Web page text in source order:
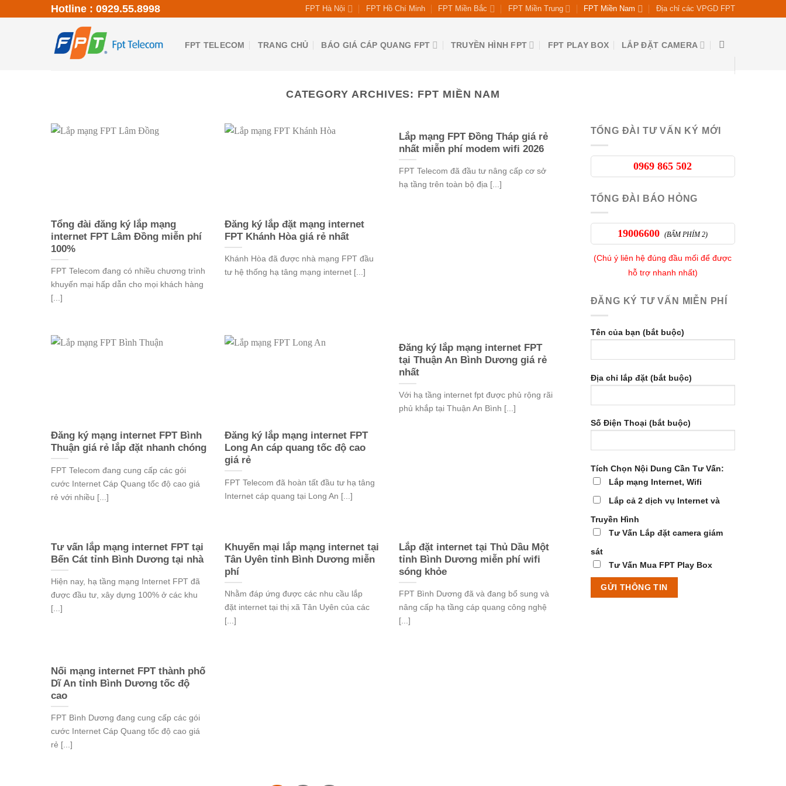
Hotline : 0929.55.8998 FPT Hà Nội FPT Hồ Chí Minh FPT Miền Bắc FPT Miền Trung FPT Miền Nam Địa chỉ các VPGD FPT
FPT TELECOM TRANG CHỦ BÁO GIÁ CÁP QUANG FPT TRUYỀN HÌNH FPT FPT PLAY BOX LẮP ĐẶT CAMERA
CATEGORY ARCHIVES: FPT MIỀN NAM
Tổng đài đăng ký lắp mạng
internet FPT Lâm Đồng miễn phí
100%
FPT Telecom đang có nhiều chương trình
khuyến mại hấp dẫn cho mọi khách hàng
[...]
Đăng ký lắp đặt mạng internet
FPT Khánh Hòa giá rẻ nhất
Khánh Hòa đã được nhà mạng FPT đầu
tư hệ thống hạ tâng mạng internet [...]
Lắp mạng FPT Đồng Tháp giá rẻ
nhất miễn phí modem wifi 2026
FPT Telecom đã đầu tư nâng cấp cơ sở
hạ tầng trên toàn bộ địa [...]
Đăng ký mạng internet FPT Bình
Thuận giá rẻ lắp đặt nhanh chóng
FPT Telecom đang cung cấp các gói
cước Internet Cáp Quang tốc độ cao giá
rẻ với nhiều [...]
Đăng ký lắp mạng internet FPT
Long An cáp quang tốc độ cao
giá rẻ
FPT Telecom đã hoàn tất đầu tư hạ tâng
Internet cáp quang tại Long An [...]
Đăng ký lắp mạng internet FPT
tại Thuận An Bình Dương giá rẻ
nhất
Với hạ tầng internet fpt được phủ rộng rãi
phủ khắp tại Thuận An Bình [...]
Tư vấn lắp mạng internet FPT tại
Bến Cát tỉnh Bình Dương tại nhà
Hiện nay, hạ tầng mạng Internet FPT đã
được đầu tư, xây dựng 100% ở các khu
[...]
Khuyến mại lắp mạng internet tại
Tân Uyên tỉnh Bình Dương miễn
phí
Nhằm đáp ứng được các nhu cầu lắp
đặt internet tại thị xã Tân Uyên của các
[...]
Lắp đặt internet tại Thủ Dầu Một
tỉnh Bình Dương miễn phí wifi
sóng khỏe
FPT Bình Dương đã và đang bổ sung và
nâng cấp hạ tầng cáp quang công nghệ
[...]
Nối mạng internet FPT thành phố
Dĩ An tỉnh Bình Dương tốc độ
cao
FPT Bình Dương đang cung cấp các gói
cước Internet Cáp Quang tốc độ cao giá
rẻ [...]
TỔNG ĐÀI TƯ VẤN KÝ MỚI
0969 865 502
TỔNG ĐÀI BÁO HỎNG
19006600 (BẤM PHÍM 2)
(Chú ý liên hệ đúng đầu mối để được
hỗ trợ nhanh nhất)
ĐĂNG KÝ TƯ VẤN MIỄN PHÍ
Tên của bạn (bắt buộc)
Địa chỉ lắp đặt (bắt buộc)
Số Điện Thoại (bắt buộc)
Tích Chọn Nội Dung Cần Tư Vấn:
Lắp mạng Internet, Wifi
Lắp cả 2 dịch vụ Internet và
Truyền Hình
Tư Vấn Lắp đặt camera giám
sát
Tư Vấn Mua FPT Play Box